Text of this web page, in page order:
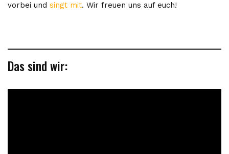
vorbei und singt mit. Wir freuen uns auf euch!
Das sind wir: